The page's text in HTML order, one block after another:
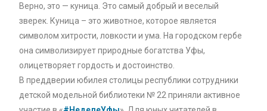
Верно, это — куница. Это самый добрый и веселый
зверек. Куница – это животное, которое является
символом хитрости, ловкости и ума. На городском гербе
она символизирует природные богатства Уфы,
олицетворяет гордость и достоинство.
В преддверии юбилея столицы республики сотрудники
детской модельной библиотеки № 22 приняли активное